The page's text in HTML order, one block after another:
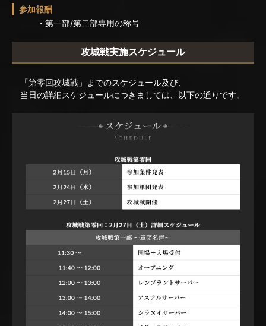
参加報酬
・第一部/第二部専用の称号
攻城戦実施スケジュール
「第零回攻城戦」までのスケジュール及び、
当日の詳細スケジュールにつきましては、以下の通りです。